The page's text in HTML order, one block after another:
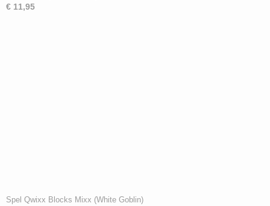
€ 11,95
Spel Qwixx Blocks Mixx (White Goblin)